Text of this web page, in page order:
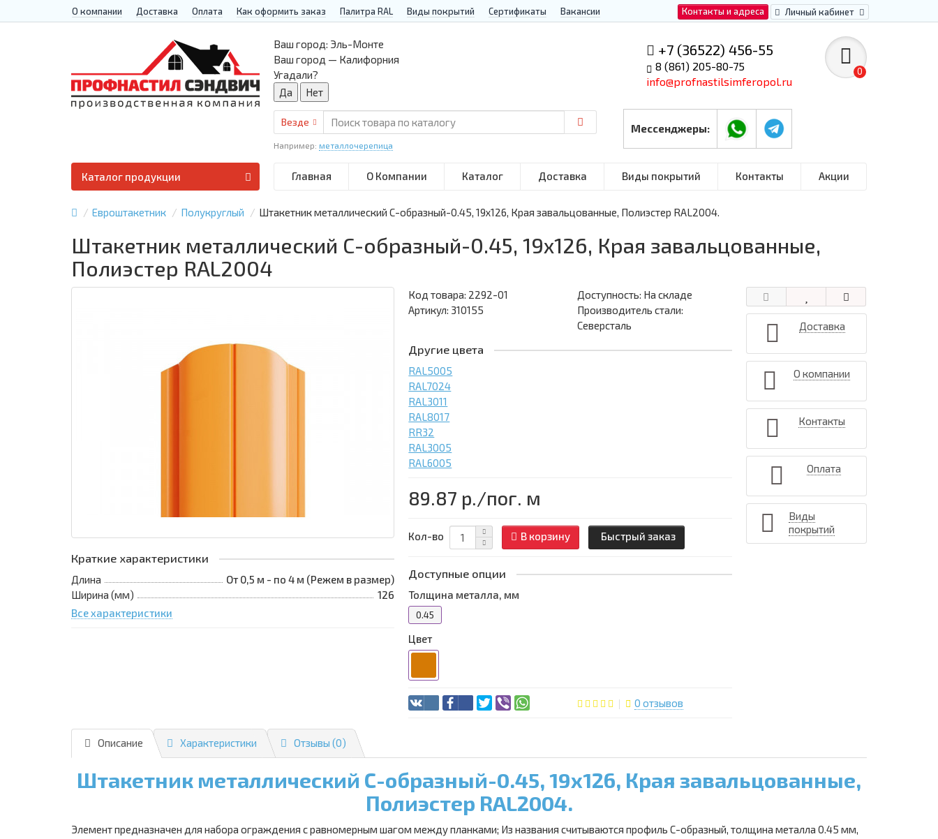
Контакты и адреса Личный кабинет
О компании Доставка Оплата Как оформить заказ Палитра RAL Виды покрытий Сертификаты Вакансии
+7 (36522) 456-55
8 (861) 205-80-75
info@profnastilsimferopol.ru
Мессенджеры:
0
Ваш город: Эль-Монте
Ваш город — Калифорния
Угадали?
Везде
Например: металлочерепица
Главная О Компании Каталог Доставка Виды покрытий Контакты Акции
Каталог продукции
Евроштакетник Полукруглый Штакетник металлический С-образный-0.45, 19х126, Края завальцованные, Полиэстер RAL2004.
Штакетник металлический С-образный-0.45, 19х126, Края завальцованные,
Полиэстер RAL2004
Краткие характеристики
Длина
От 0,5 м - по 4 м (Режем в размер)
Ширина (мм)
126
Все характеристики
Код товара: 2292-01
Доступность: На складе
Артикул: 310155
Производитель стали:
Северсталь
Другие цвета
RAL5005
RAL7024
RAL3011
RAL8017
RR32
RAL3005
RAL6005
89.87 р./пог. м
Кол-во В корзину Быстрый заказ
Доступные опции
Толщина металла, мм
0.45
Цвет
0 отзывов
Доставка
О компании
Контакты
Оплата
Виды
покрытий
Описание Характеристики Отзывы (0)
Штакетник металлический С-образный-0.45, 19х126, Края завальцованные,
Полиэстер RAL2004.
Элемент предназначен для набора ограждения с равномерным шагом между планками; Из названия считываются профиль С-образный, толщина металла 0.45 мм,